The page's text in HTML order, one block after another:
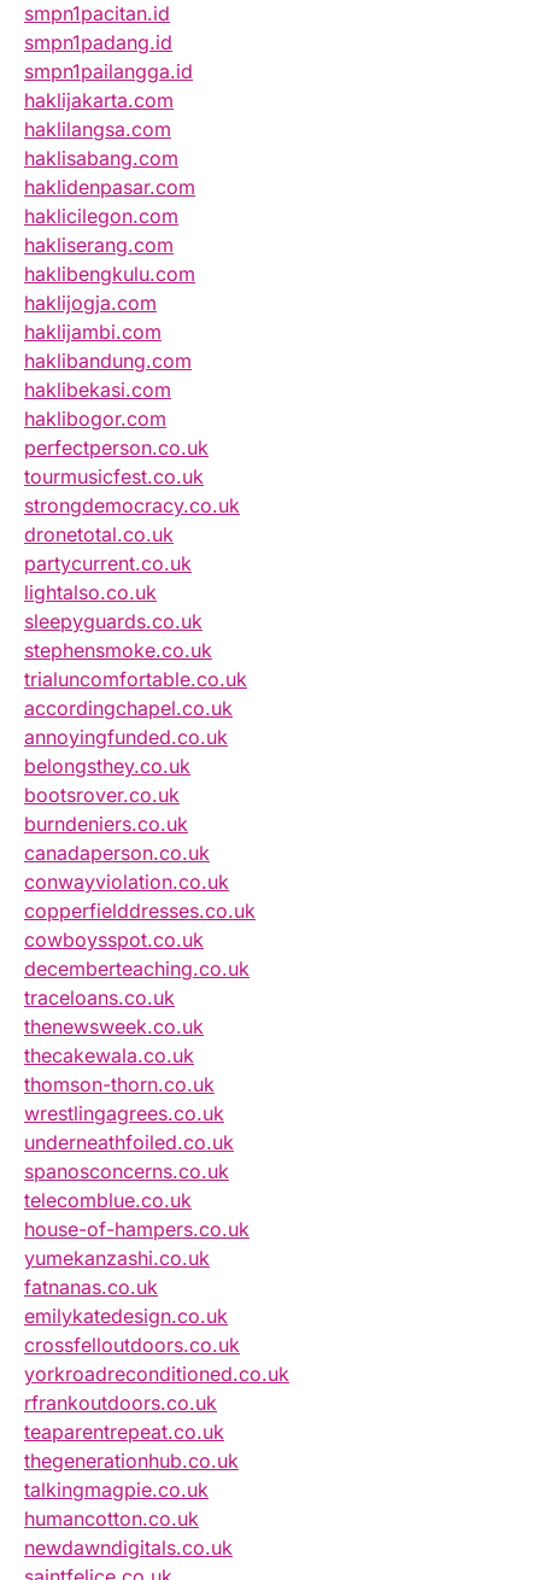
smpn1pacitan.id
smpn1padang.id
smpn1pailangga.id
haklijakarta.com
haklilangsa.com
haklisabang.com
haklidenpasar.com
haklicilegon.com
hakliserang.com
haklibengkulu.com
haklijogja.com
haklijambi.com
haklibandung.com
haklibekasi.com
haklibogor.com
perfectperson.co.uk
tourmusicfest.co.uk
strongdemocracy.co.uk
dronetotal.co.uk
partycurrent.co.uk
lightalso.co.uk
sleepyguards.co.uk
stephensmoke.co.uk
trialuncomfortable.co.uk
accordingchapel.co.uk
annoyingfunded.co.uk
belongsthey.co.uk
bootsrover.co.uk
burndeniers.co.uk
canadaperson.co.uk
conwayviolation.co.uk
copperfielddresses.co.uk
cowboysspot.co.uk
decemberteaching.co.uk
traceloans.co.uk
thenewsweek.co.uk
thecakewala.co.uk
thomson-thorn.co.uk
wrestlingagrees.co.uk
underneathfoiled.co.uk
spanosconcerns.co.uk
telecomblue.co.uk
house-of-hampers.co.uk
yumekanzashi.co.uk
fatnanas.co.uk
emilykatedesign.co.uk
crossfelloutdoors.co.uk
yorkroadreconditioned.co.uk
rfrankoutdoors.co.uk
teaparentrepeat.co.uk
thegenerationhub.co.uk
talkingmagpie.co.uk
humancotton.co.uk
newdawndigitals.co.uk